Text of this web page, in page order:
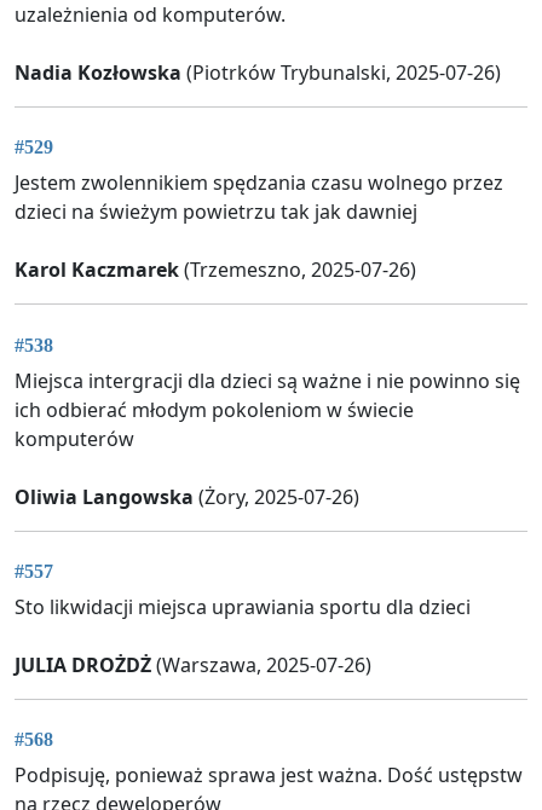
uzależnienia od komputerów.
Nadia Kozłowska (Piotrków Trybunalski, 2025-07-26)
#529
Jestem zwolennikiem spędzania czasu wolnego przez
dzieci na świeżym powietrzu tak jak dawniej
Karol Kaczmarek(Trzemeszno, 2025-07-26)
#538
Miejsca intergracji dla dzieci są ważne i nie powinno się
ich odbierać młodym pokoleniom w świecie
komputerów
Oliwia Langowska (Żory, 2025-07-26)
#557
Sto likwidacji miejsca uprawiania sportu dla dzieci
JULIA DROŻDŻ(Warszawa, 2025-07-26)
#568
Podpisuję, ponieważ sprawa jest ważna. Dość ustępstw
na rzecz deweloperów